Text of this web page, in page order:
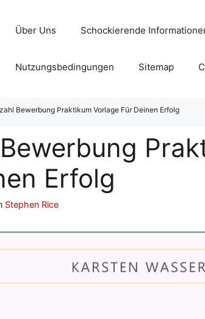
Über Uns Schockierende
Nutzungsbedingungen Sitemap
Bewerbung Praktikum Vorlage Für Deinen Erfolg
Erfolg
Stephen Rice